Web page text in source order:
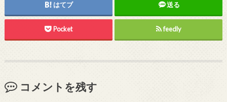
はてブ 送る
Pocket feedly
コメントを残す